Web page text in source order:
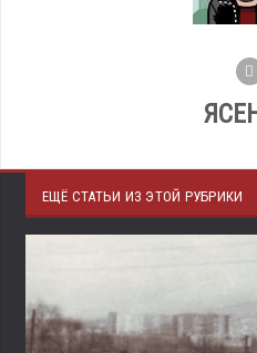
ЕЩЁ СТАТЬИ ИЗ ЭТОЙ РУБРИКИ